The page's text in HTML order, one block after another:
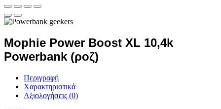
Mophie Power Boost XL 10,4k
Powerbank (ροζ)
Περιγραφή
Χαρακτηριστικά
Αξιολογήσεις (0)